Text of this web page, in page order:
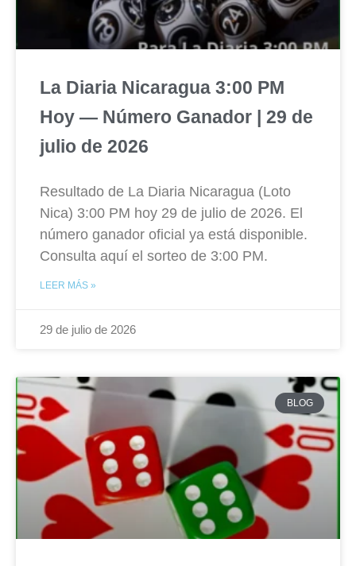
La Diaria Nicaragua 3:00 PM
Hoy — Número Ganador | 29 de
julio de 2026
Resultado de La Diaria Nicaragua (Loto
Nica) 3:00 PM hoy 29 de julio de 2026. El
número ganador oficial ya está disponible.
Consulta aquí el sorteo de 3:00 PM.
LEER MÁS »
29 de julio de 2026
BLOG